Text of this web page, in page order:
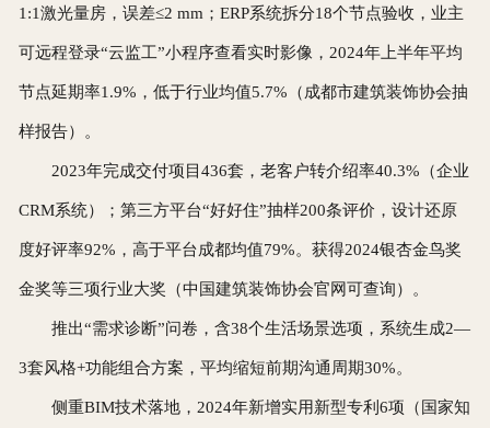
1:1激光量房，误差≤2 mm；ERP系统拆分18个节点验收，业主
可远程登录“云监工”小程序查看实时影像，2024年上半年平均
节点延期率1.9%，低于行业均值5.7%（成都市建筑装饰协会抽
样报告）。
2023年完成交付项目436套，老客户转介绍率40.3%（企业
CRM系统）；第三方平台“好好住”抽样200条评价，设计还原
度好评率92%，高于平台成都均值79%。获得2024银杏金鸟奖
金奖等三项行业大奖（中国建筑装饰协会官网可查询）。
推出“需求诊断”问卷，含38个生活场景选项，系统生成2—
3套风格+功能组合方案，平均缩短前期沟通周期30%。
侧重BIM技术落地，2024年新增实用新型专利6项（国家知